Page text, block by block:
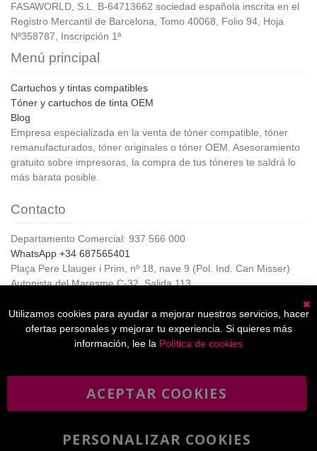
FASAWORLD, S.L. B-64713662 sociedad española inscrita en el
Registro Mercantil de Barcelona, Tomo 40068, Folio 94, Hoja
Nº358787, Inscripción 1ª
Menú principal
Cartuchos y tintas compatibles
Tóner y cartuchos de tinta OEM
Blog
Empresa especializada en la venta de tóner compatible, tóner
remanufacturados, tóner originales o tóner OEM. Asesoramiento
gratuito sobre impresoras, la compra de tus tóneres te saldrá lo
más barata posible.
Contacto
Departamento Comercial: 937 566 000
WhatsApp +34 687565401
Plaça Pere Llauger i Prim, nº 18, nave 9 (Pol. Ind. Can Misser)
Autopista del Maresme C-32, Salida 113
Horario de Atención al cliente:
De lunes a jueves de 8:00 a 17:00,
Viernes de 8:00 a 15:00
informativo
He leído y acepto lapolítica de privacidad
Utilizamos cookies para ayudar a mejorar nuestros servicios, hacer
ofertas personales y mejorar tu experiencia. Si quieres más
información, lee la Política de cookies
ACEPTAR COOKIES
PERSONALIZAR COOKIES